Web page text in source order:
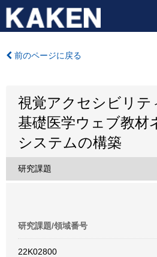
前のページに戻る
視覚アクセシビリテ
基礎医学ウェブ教材
システムの構築
研究課題
研究課題/領域番号
22K02800